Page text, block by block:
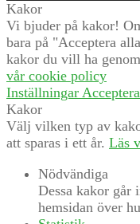
Kakor
Vi bjuder på kakor!
bara på "Acceptera
kakor du vill ha
vår cookie policy
Inställningar
Kakor
Välj vilken typ av
att sparas i ett år. Läs
Nödvändiga
Dessa kakor går
hemsidan över